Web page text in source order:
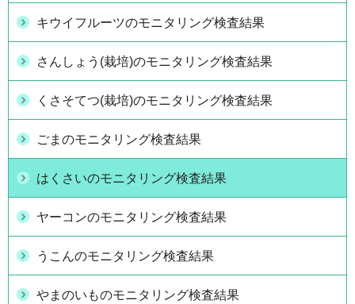
キウイフルーツのモニタリング検査結果
さんしょう(栽培)のモニタリング検査結果
くさそてつ(栽培)のモニタリング検査結果
ごまのモニタリング検査結果
はくさいのモニタリング検査結果
ヤーコンのモニタリング検査結果
うこんのモニタリング検査結果
やまのいものモニタリング検査結果